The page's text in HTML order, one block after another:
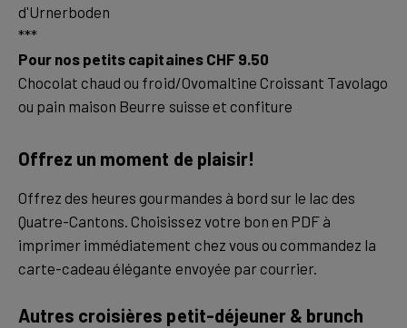
d'Urnerboden
Pour nos petits capitaines CHF 9.50
Chocolat chaud ou froid/Ovomaltine Croissant Tavolago
ou pain maison Beurre suisse et confiture
Offrez un moment de plaisir!
Offrez des heures gourmandes à bord sur le lac des
Quatre-Cantons. Choisissez votre bon en PDF à
imprimer immédiatement chez vous ou commandez la
carte-cadeau élégante envoyée par courrier.
Autres croisières petit-déjeuner & brunch